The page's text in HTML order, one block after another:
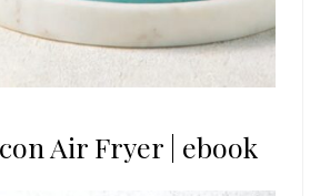
Air Fryer | ebook